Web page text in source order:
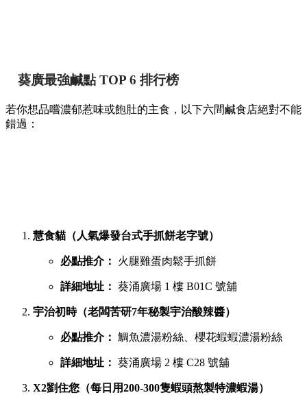
葵廣最強鹹點 TOP 6 排行榜
若你想品嚐濃郁惹味或飽肚的主食，以下六間鹹食店絕對不能
錯過：
慧食貓（人氣爆發台式手抓餅老字號）
必點推介： 火腿雞蛋肉鬆手抓餅
詳細地址： 葵涌廣場 1 樓 B01C 號舖
宇治初時（老闆苦研7年秘製宇治酸辣醬）
必點推介： 鯛魚濃湯粉絲、櫻花蝦蝦濃湯粉絲
詳細地址： 葵涌廣場 2 樓 C28 號舖
X2劉住您（每日用200-300隻蝦頭熬製特濃蝦湯）